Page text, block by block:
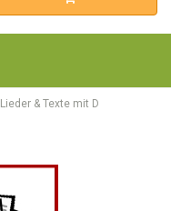
Lieder & Texte mit D